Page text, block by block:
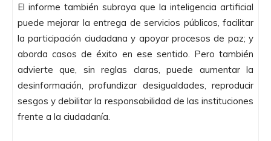
El informe también subraya que la inteligencia artificial
puede mejorar la entrega de servicios públicos, facilitar
la participación ciudadana y apoyar procesos de paz; y
aborda casos de éxito en ese sentido. Pero también
advierte que, sin reglas claras, puede aumentar la
desinformación, profundizar desigualdades, reproducir
sesgos y debilitar la responsabilidad de las instituciones
frente a la ciudadanía.